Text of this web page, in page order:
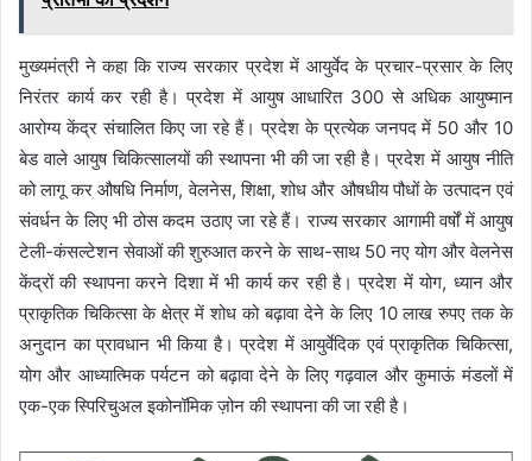
मुख्यमंत्री ने कहा कि राज्य सरकार प्रदेश में आयुर्वेद के प्रचार-प्रसार के लिए
निरंतर कार्य कर रही है। प्रदेश में आयुष आधारित 300 से अधिक आयुष्मान
आरोग्य केंद्र संचालित किए जा रहे हैं। प्रदेश के प्रत्येक जनपद में 50 और 10
बेड वाले आयुष चिकित्सालयों की स्थापना भी की जा रही है। प्रदेश में आयुष नीति
को लागू कर औषधि निर्माण, वेलनेस, शिक्षा, शोध और औषधीय पौधों के उत्पादन एवं
संवर्धन के लिए भी ठोस कदम उठाए जा रहे हैं। राज्य सरकार आगामी वर्षों में आयुष
टेली-कंसल्टेशन सेवाओं की शुरुआत करने के साथ-साथ 50 नए योग और वेलनेस
केंद्रों की स्थापना करने दिशा में भी कार्य कर रही है। प्रदेश में योग, ध्यान और
प्राकृतिक चिकित्सा के क्षेत्र में शोध को बढ़ावा देने के लिए 10 लाख रुपए तक के
अनुदान का प्रावधान भी किया है। प्रदेश में आयुर्वेदिक एवं प्राकृतिक चिकित्सा,
योग और आध्यात्मिक पर्यटन को बढ़ावा देने के लिए गढ़वाल और कुमाऊं मंडलों में
एक-एक स्पिरिचुअल इकोनॉमिक ज़ोन की स्थापना की जा रही है।